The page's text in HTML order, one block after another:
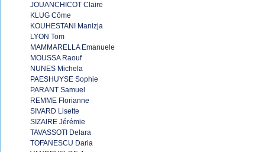
JOUANCHICOT Claire
KLUG Côme
KOUHESTANI Manizja
LYON Tom
MAMMARELLA Emanuele
MOUSSA Raouf
NUNES Michela
PAESHUYSE Sophie
PARANT Samuel
REMME Florianne
SIVARD Lisette
SIZAIRE Jérémie
TAVASSOTI Delara
TOFANESCU Daria